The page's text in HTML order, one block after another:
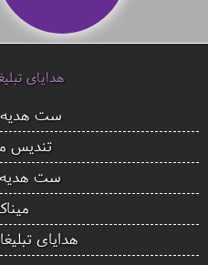
هدایای
ست هدیه
تندیس
ست هدیه
هدایای